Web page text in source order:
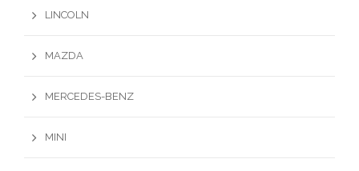
LINCOLN
MAZDA
MERCEDES-BENZ
MINI